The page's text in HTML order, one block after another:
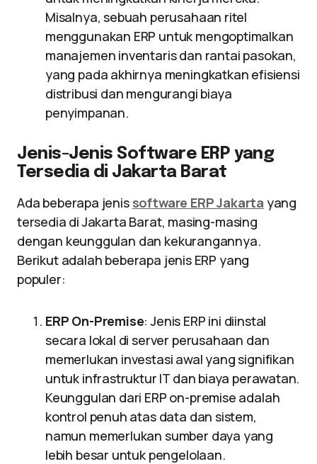
Misalnya, sebuah perusahaan ritel
menggunakan ERP untuk mengoptimalkan
manajemen inventaris dan rantai pasokan,
yang pada akhirnya meningkatkan efisiensi
distribusi dan mengurangi biaya
penyimpanan.
Jenis-Jenis Software ERP yang
Tersedia di Jakarta Barat
Ada beberapa jenis software ERP Jakarta yang
tersedia di Jakarta Barat, masing-masing
dengan keunggulan dan kekurangannya.
Berikut adalah beberapa jenis ERP yang
populer:
ERP On-Premise: Jenis ERP ini diinstal
secara lokal di server perusahaan dan
memerlukan investasi awal yang signifikan
untuk infrastruktur IT dan biaya perawatan.
Keunggulan dari ERP on-premise adalah
kontrol penuh atas data dan sistem,
namun memerlukan sumber daya yang
lebih besar untuk pengelolaan.